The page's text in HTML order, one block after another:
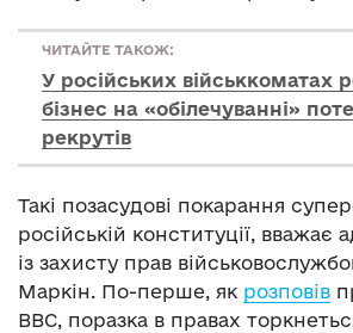
ЧИТАЙТЕ ТАКОЖ:
У російських військкоматах
бізнес на «обілечуванні»
рекрутів
Такі позасудові покарання
російській конституції, вважає
із захисту прав
Маркін. По-перше, як розповів
ВВС, поразка в правах